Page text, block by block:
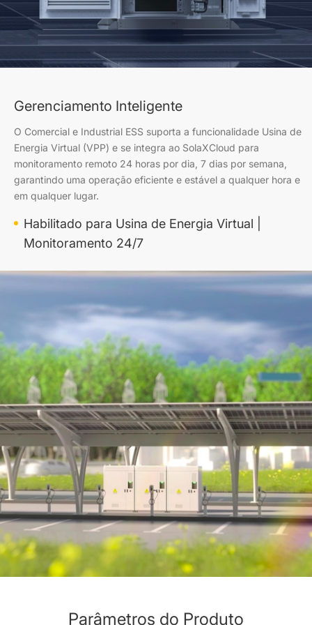
Gerenciamento Inteligente
O Comercial e Industrial ESS suporta a funcionalidade Usina de
Energia Virtual (VPP) e se integra ao SolaXCloud para
monitoramento remoto 24 horas por dia, 7 dias por semana,
garantindo uma operação eficiente e estável a qualquer hora e
em qualquer lugar.
Habilitado para Usina de Energia Virtual |
Monitoramento 24/7
Parâmetros do Produto